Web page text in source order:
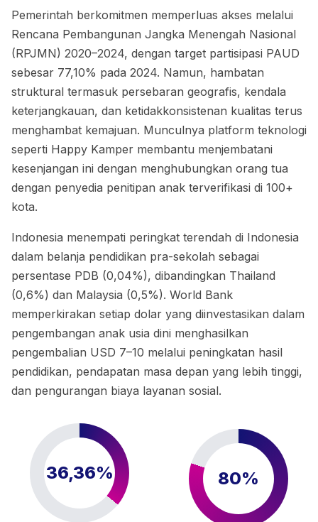
Pemerintah berkomitmen memperluas akses melalui
Rencana Pembangunan Jangka Menengah Nasional
(RPJMN) 2020–2024, dengan target partisipasi PAUD
sebesar 77,10% pada 2024. Namun, hambatan
struktural termasuk persebaran geografis, kendala
keterjangkauan, dan ketidakkonsistenan kualitas terus
menghambat kemajuan. Munculnya platform teknologi
seperti Happy Kamper membantu menjembatani
kesenjangan ini dengan menghubungkan orang tua
dengan penyedia penitipan anak terverifikasi di 100+
kota.
Indonesia menempati peringkat terendah di Indonesia
dalam belanja pendidikan pra-sekolah sebagai
persentase PDB (0,04%), dibandingkan Thailand
(0,6%) dan Malaysia (0,5%). World Bank
memperkirakan setiap dolar yang diinvestasikan dalam
pengembangan anak usia dini menghasilkan
pengembalian USD 7–10 melalui peningkatan hasil
pendidikan, pendapatan masa depan yang lebih tinggi,
dan pengurangan biaya layanan sosial.
36,36% 80%